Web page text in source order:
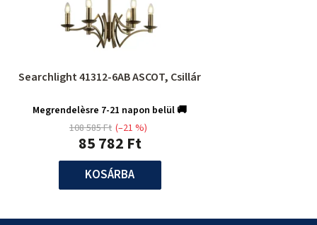
Searchlight 41312-6AB ASCOT, Csillár
Megrendelèsre 7-21 napon belül 🚚
85 782 Ft
108 585 Ft (–21 %)
KOSÁRBA